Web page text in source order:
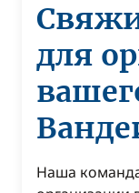
для
Наша